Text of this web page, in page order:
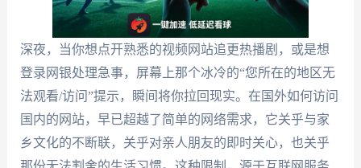
深夜，当你想点开熟悉的视频网站追更热播剧，或是想
登录网银处理急事，屏幕上那个冰冷的“您所在的地区无
法观看/访问”提示，瞬间将你拉回现实。在国外如何访问
国内的网站，早已超越了简单的网络需求，它关乎与家
乡文化的不断联，关乎对亲人朋友的即时关心，也关乎